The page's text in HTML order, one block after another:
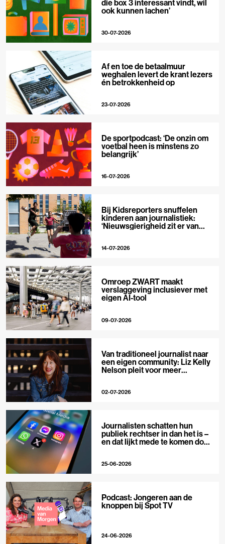
die box 3 interessant vindt, wil
ook kunnen lachen’
30-07-2026
Af en toe de betaalmuur
weghalen levert de krant lezers
én betrokkenheid op
23-07-2026
De sportpodcast: ‘De onzin om
voetbal heen is minstens zo
belangrijk’
16-07-2026
Bij Kidsreporters snuffelen
kinderen aan journalistiek:
‘Nieuwsgierigheid zit er van
14-07-2026
Omroep ZWART maakt
verslaggeving inclusiever met
eigen AI-tool
09-07-2026
Van traditioneel journalist naar
een eigen community: Liz Kelly
Nelson pleit voor meer
02-07-2026
Journalisten schatten hun
publiek rechtser in dan het is –
en dat lijkt mede te komen door
25-06-2026
Podcast: Jongeren aan de
knoppen bij Spot TV
24-06-2026